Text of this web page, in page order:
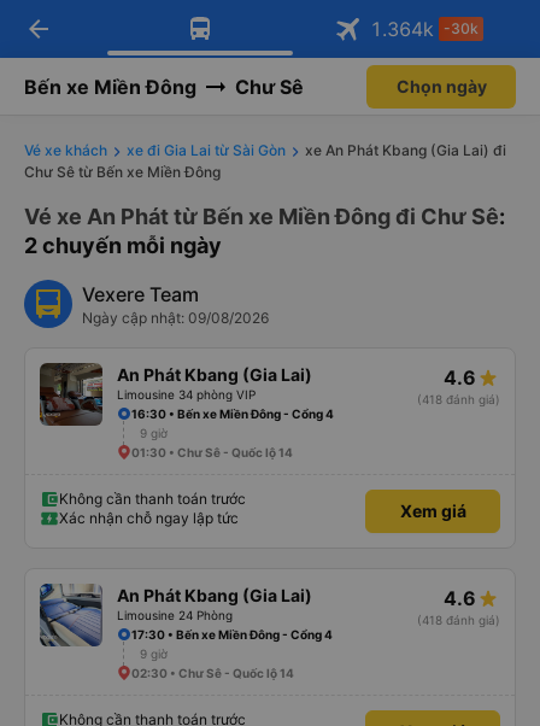
Tải app Vexere ngay!
Nhận ưu đãi thành viên độc
Mở app
Tải app Vexere
-30k/ghế khi đặt vé máy bay qua
Mở app
arrow_back 1.364k -30k
Bến xe Miền Đông Chư Sê Chọn ngày
Vé xe khách xe đi Gia Lai từ Sài Gòn
xe An Phát Kbang (Gia Lai) đi
Chư Sê từ Bến xe Miền Đông
Vé xe An Phát từ Bến xe Miền Đông đi Chư Sê:
2 chuyến mỗi ngày
Vexere Team
Ngày cập nhật: 09/08/2026
An Phát Kbang (Gia Lai)
Limousine 34 phòng VIP
4.6
(418 đánh giá)
16:30 • Bến xe Miền Đông - Cổng 4
9 giờ
01:30 • Chư Sê - Quốc lộ 14
Không cần thanh toán trước
Xác nhận chỗ ngay lập tức
Xem giá
An Phát Kbang (Gia Lai)
Limousine 24 Phòng
4.6
(418 đánh giá)
17:30 • Bến xe Miền Đông - Cổng 4
9 giờ
02:30 • Chư Sê - Quốc lộ 14
Không cần thanh toán trước